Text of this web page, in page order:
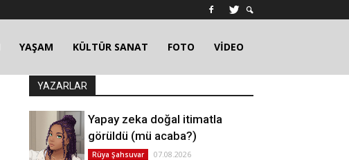
YAŞAM KÜLTÜR SANAT FOTO VİDEO
YAZARLAR
Yapay zeka doğal itimatla
görüldü (mü acaba?)
Rüya Şahsuvar 07.08.2026